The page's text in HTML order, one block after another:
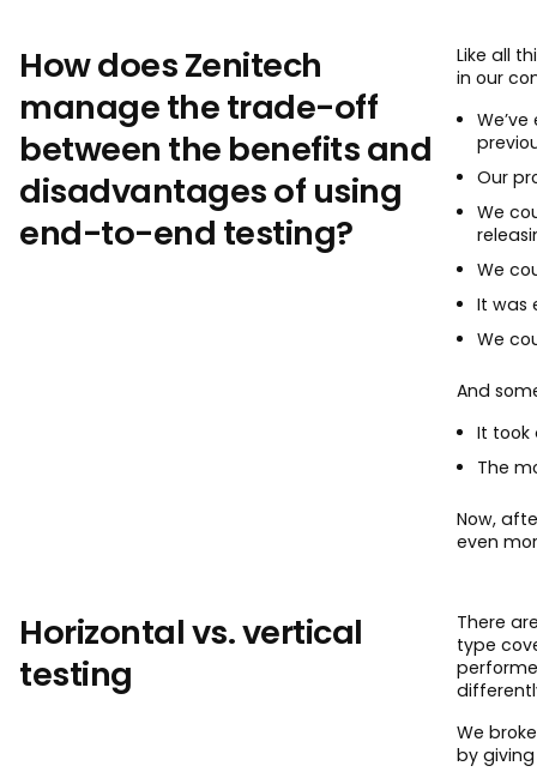
How does Zenitech
manage the trade-off
between the benefits and
disadvantages of using
end-to-end testing?
Like all
in our
Our
We
We
It was
We
And
It took
The
Now,
even
Horizontal vs. vertical
testing
There
type
We
by